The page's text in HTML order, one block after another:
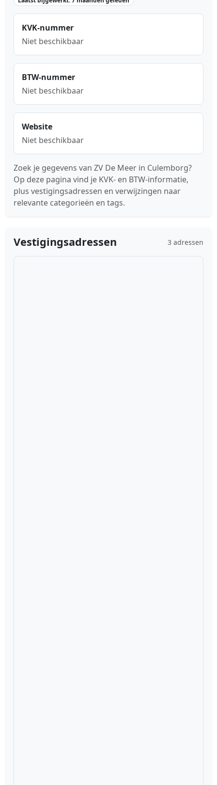
KVK-nummer
Niet beschikbaar
BTW-nummer
Niet beschikbaar
Website
Niet beschikbaar
Zoek je gegevens van ZV De Meer in Culemborg?
Op deze pagina vind je KVK- en BTW-informatie,
plus vestigingsadressen en verwijzingen naar
relevante categorieën en tags.
Vestigingsadressen 3 adressen